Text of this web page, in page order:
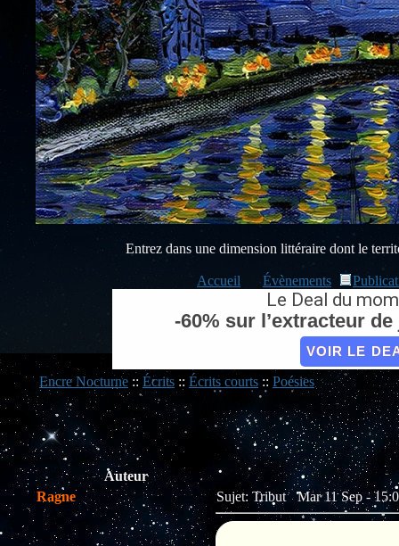
Entrez dans une dimension littéraire dont le
Accueil Évènements
Le Deal du
-60% sur l’extracteur
VOIR LE
Encre Nocturne :: Écrits :: Écrits courts :: Poésies
Auteur
Ragne
Sujet: TributMar 11 Sep -